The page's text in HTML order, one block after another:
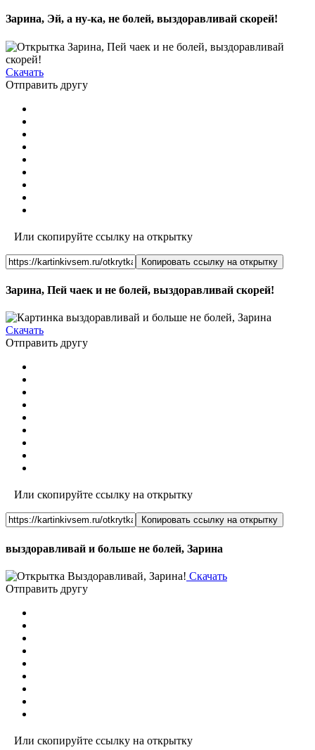
Зарина, Эй, а ну-ка, не болей, выздоравливай скорей!
Скачать
Отправить другу
Или скопируйте ссылку на открытку
Копировать ссылку на открытку
Зарина, Пей чаек и не болей, выздоравливай скорей!
Скачать
Отправить другу
Или скопируйте ссылку на открытку
Копировать ссылку на открытку
выздоравливай и больше не болей, Зарина
Скачать
Отправить другу
Или скопируйте ссылку на открытку